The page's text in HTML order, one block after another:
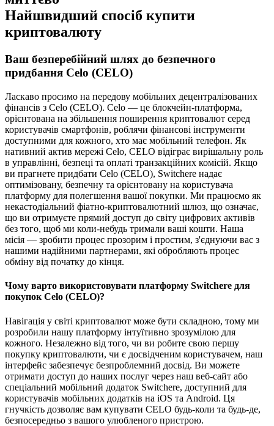
Найшвидший спосіб купити
криптовалюту
Ваш безперебійний шлях до безпечного
придбання Celo (CELO)
Ласкаво просимо на передову мобільних децентралізованих
фінансів з Celo (CELO). Celo — це блокчейн-платформа,
орієнтована на збільшення поширення криптовалют серед
користувачів смартфонів, роблячи фінансові інструменти
доступними для кожного, хто має мобільний телефон. Як
нативний актив мережі Celo, CELO відіграє вирішальну роль
в управлінні, безпеці та оплаті транзакційних комісій. Якщо
ви прагнете придбати Celo (CELO), Switchere надає
оптимізовану, безпечну та орієнтовану на користувача
платформу для полегшення вашої покупки. Ми працюємо як
некастодіальний фіатно-криптовалютний шлюз, що означає,
що ви отримуєте прямий доступ до світу цифрових активів
без того, щоб ми коли-небудь тримали ваші кошти. Наша
місія — зробити процес прозорим і простим, з'єднуючи вас з
нашими надійними партнерами, які обробляють процес
обміну від початку до кінця.
Чому варто використовувати платформу Switchere для
покупок Celo (CELO)?
Навігація у світі криптовалют може бути складною, тому ми
розробили нашу платформу інтуїтивно зрозумілою для
кожного. Незалежно від того, чи ви робите свою першу
покупку криптовалюти, чи є досвідченим користувачем, наш
інтерфейс забезпечує безпроблемний досвід. Ви можете
отримати доступ до наших послуг через наш веб-сайт або
спеціальний мобільний додаток Switchere, доступний для
користувачів мобільних додатків на iOS та Android. Ця
гнучкість дозволяє вам купувати CELO будь-коли та будь-де,
безпосередньо з вашого улюбленого пристрою.